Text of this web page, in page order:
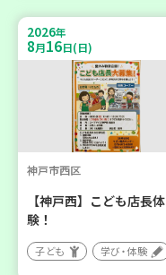
2026年
8月16日(日)
神戸市西区
【神戸西】こども店長体
験！
子ども 学び・体験